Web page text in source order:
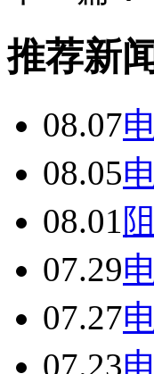
推荐新闻
08.07
08.05
08.01
07.29
07.27
07.23